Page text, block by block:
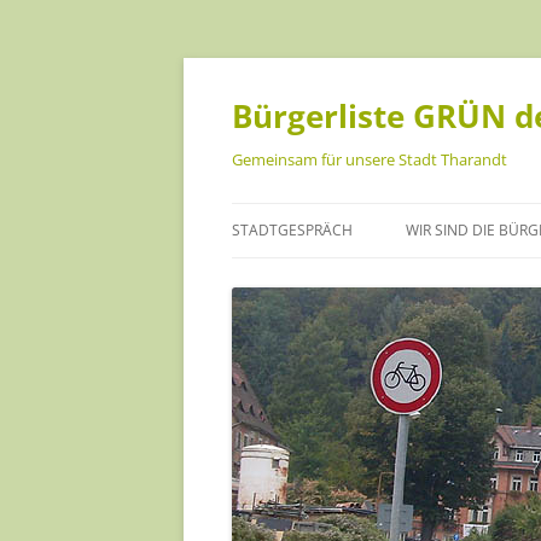
Bürgerliste GRÜN
Gemeinsam für unsere Stadt Tharandt
STADTGESPRÄCH WIR SIND DIE
CHRISTOPH
DANIEL BECKER
HANNA GEIST
INA SCHREINER
JANA FÖRSTER-